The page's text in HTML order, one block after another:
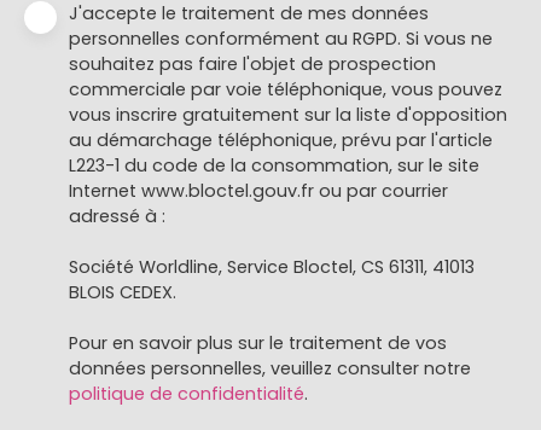
J'accepte le traitement de mes données
personnelles conformément au RGPD. Si vous ne
souhaitez pas faire l'objet de prospection
commerciale par voie téléphonique, vous pouvez
vous inscrire gratuitement sur la liste d'opposition
au démarchage téléphonique, prévu par l'article
L223-1 du code de la consommation, sur le site
Internet www.bloctel.gouv.fr ou par courrier
adressé à :
Société Worldline, Service Bloctel, CS 61311, 41013
BLOIS CEDEX.
Pour en savoir plus sur le traitement de vos
données personnelles, veuillez consulter notre
politique de confidentialité.